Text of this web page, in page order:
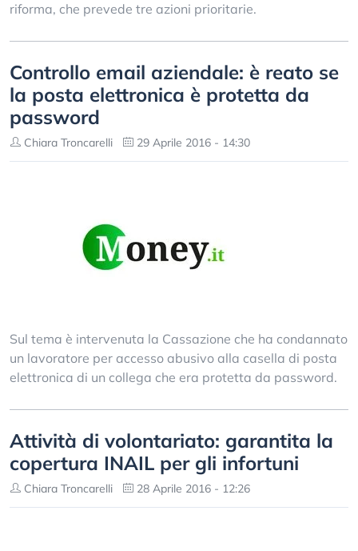
riforma, che prevede tre azioni prioritarie.
Controllo email aziendale: è reato se
la posta elettronica è protetta da
password
Chiara Troncarelli 29 Aprile 2016 - 14:30
Sul tema è intervenuta la Cassazione che ha condannato
un lavoratore per accesso abusivo alla casella di posta
elettronica di un collega che era protetta da password.
Attività di volontariato: garantita la
copertura INAIL per gli infortuni
Chiara Troncarelli 28 Aprile 2016 - 12:26